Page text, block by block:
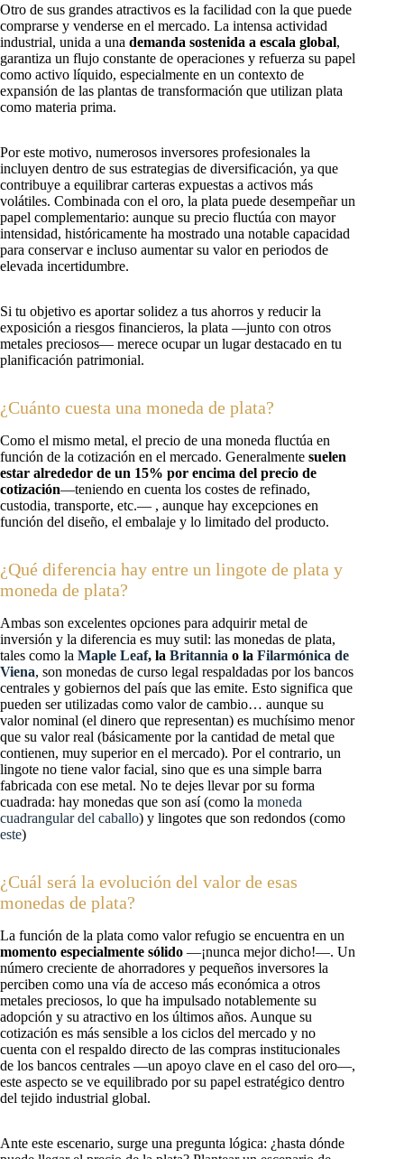
Otro de sus grandes atractivos es la facilidad con la que puede
comprarse y venderse en el mercado. La intensa actividad
industrial, unida a una demanda sostenida a escala global,
garantiza un flujo constante de operaciones y refuerza su papel
como activo líquido, especialmente en un contexto de
expansión de las plantas de transformación que utilizan plata
como materia prima.
Por este motivo, numerosos inversores profesionales la
incluyen dentro de sus estrategias de diversificación, ya que
contribuye a equilibrar carteras expuestas a activos más
volátiles. Combinada con el oro, la plata puede desempeñar un
papel complementario: aunque su precio fluctúa con mayor
intensidad, históricamente ha mostrado una notable capacidad
para conservar e incluso aumentar su valor en periodos de
elevada incertidumbre.
Si tu objetivo es aportar solidez a tus ahorros y reducir la
exposición a riesgos financieros, la plata —junto con otros
metales preciosos— merece ocupar un lugar destacado en tu
planificación patrimonial.
¿Cuánto cuesta una moneda de plata?
Como el mismo metal, el precio de una moneda fluctúa en
función de la cotización en el mercado. Generalmente suelen
estar alrededor de un 15% por encima del precio de
cotización—teniendo en cuenta los costes de refinado,
custodia, transporte, etc.— , aunque hay excepciones en
función del diseño, el embalaje y lo limitado del producto.
¿Qué diferencia hay entre un lingote de plata y
moneda de plata?
Ambas son excelentes opciones para adquirir metal de
inversión y la diferencia es muy sutil: las monedas de plata,
tales como la Maple Leaf, la Britannia o la Filarmónica de
Viena, son monedas de curso legal respaldadas por los bancos
centrales y gobiernos del país que las emite. Esto significa que
pueden ser utilizadas como valor de cambio… aunque su
valor nominal (el dinero que representan) es muchísimo menor
que su valor real (básicamente por la cantidad de metal que
contienen, muy superior en el mercado). Por el contrario, un
lingote no tiene valor facial, sino que es una simple barra
fabricada con ese metal. No te dejes llevar por su forma
cuadrada: hay monedas que son así (como la moneda
cuadrangular del caballo) y lingotes que son redondos (como
este)
¿Cuál será la evolución del valor de esas
monedas de plata?
La función de la plata como valor refugio se encuentra en un
momento especialmente sólido —¡nunca mejor dicho!—. Un
número creciente de ahorradores y pequeños inversores la
perciben como una vía de acceso más económica a otros
metales preciosos, lo que ha impulsado notablemente su
adopción y su atractivo en los últimos años. Aunque su
cotización es más sensible a los ciclos del mercado y no
cuenta con el respaldo directo de las compras institucionales
de los bancos centrales —un apoyo clave en el caso del oro—,
este aspecto se ve equilibrado por su papel estratégico dentro
del tejido industrial global.
Ante este escenario, surge una pregunta lógica: ¿hasta dónde